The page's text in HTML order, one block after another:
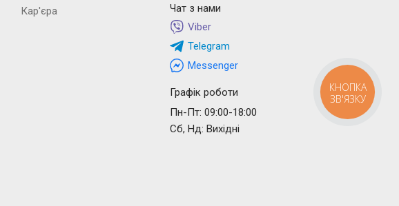
Кар'єра
Чат з нами
Viber
Telegram
Messenger
Графік роботи
Пн-Пт: 09:00-18:00
Сб, Нд: Вихідні
КНОПКА
ЗВ'ЯЗКУ